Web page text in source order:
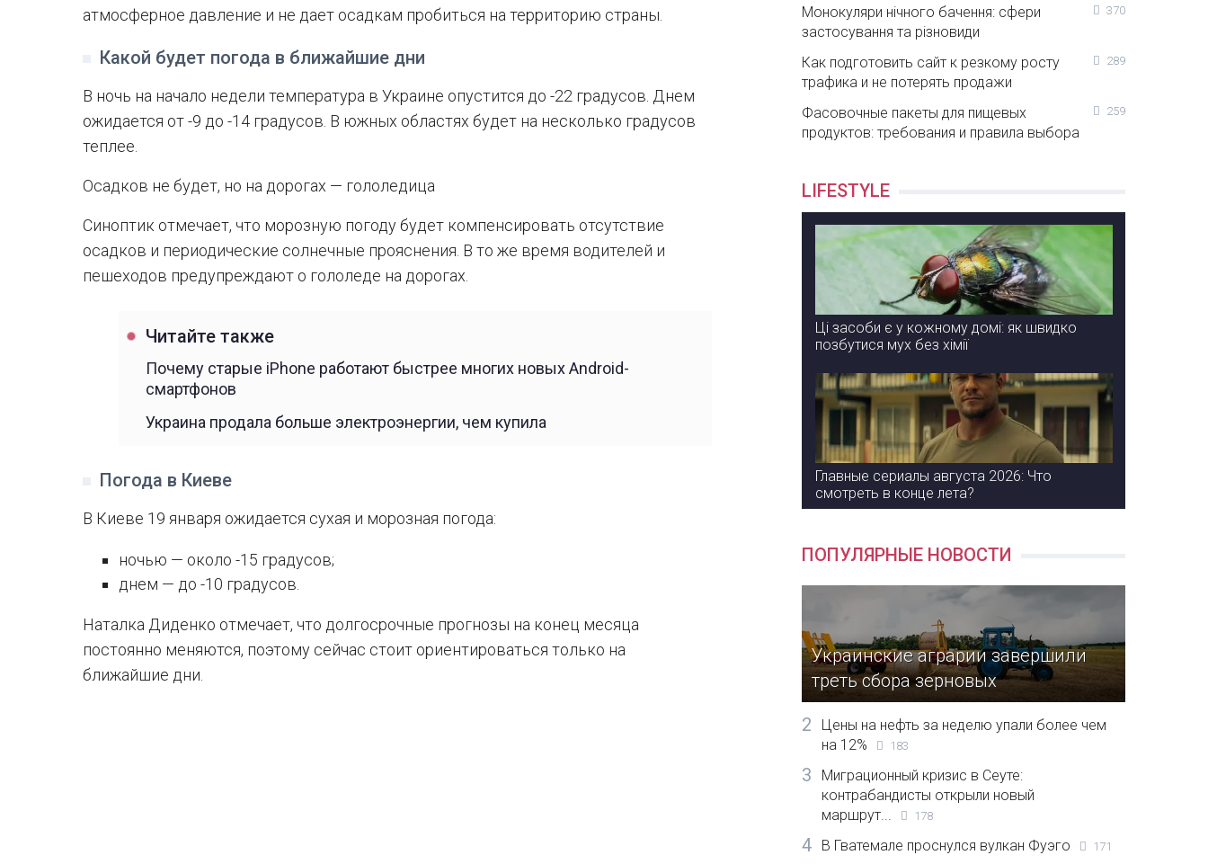
атмосферное давление и не дает осадкам пробиться на территорию страны.
Какой будет погода в ближайшие дни
В ночь на начало недели температура в Украине опустится до -22 градусов. Днем
ожидается от -9 до -14 градусов. В южных областях будет на несколько градусов
теплее.
Осадков не будет, но на дорогах — гололедица
Синоптик отмечает, что морозную погоду будет компенсировать отсутствие
осадков и периодические солнечные прояснения. В то же время водителей и
пешеходов предупреждают о гололеде на дорогах.
Читайте также
Почему старые iPhone работают быстрее многих новых Android-
смартфонов
Украина продала больше электроэнергии, чем купила
Погода в Киеве
В Киеве 19 января ожидается сухая и морозная погода:
ночью — около -15 градусов;
днем — до -10 градусов.
Наталка Диденко отмечает, что долгосрочные прогнозы на конец месяца
постоянно меняются, поэтому сейчас стоит ориентироваться только на
ближайшие дни.
Монокуляри нічного бачення: сфери
застосування та різновиди
370
Как подготовить сайт к резкому росту
трафика и не потерять продажи
289
Фасовочные пакеты для пищевых
продуктов: требования и правила выбора
259
LIFESTYLE
Ці засоби є у кожному домі: як швидко
позбутися мух без хімії
Главные сериалы августа 2026: Что
смотреть в конце лета?
ПОПУЛЯРНЫЕ НОВОСТИ
Украинские аграрии завершили
треть сбора зерновых
2
Цены на нефть за неделю упали более чем
на 12%
183
3
Миграционный кризис в Сеуте:
контрабандисты открыли новый
маршрут...
178
4 В Гватемале проснулся вулкан Фуэго 171